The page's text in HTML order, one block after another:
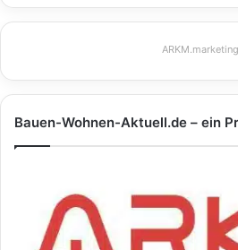
ARKM.marketing
Bauen-Wohnen-Aktuell.de – ein